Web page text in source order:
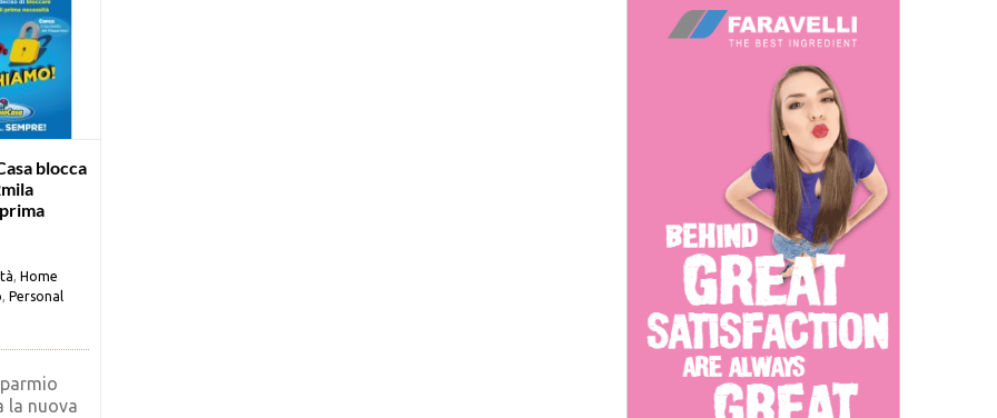
attraverso numerose riviste verticali, fornisce strumenti di
che coinvolgono gli attori nei settori beauty, food,
entertainment e sport.
tuned!
blocca
Home
Personal
la nuova